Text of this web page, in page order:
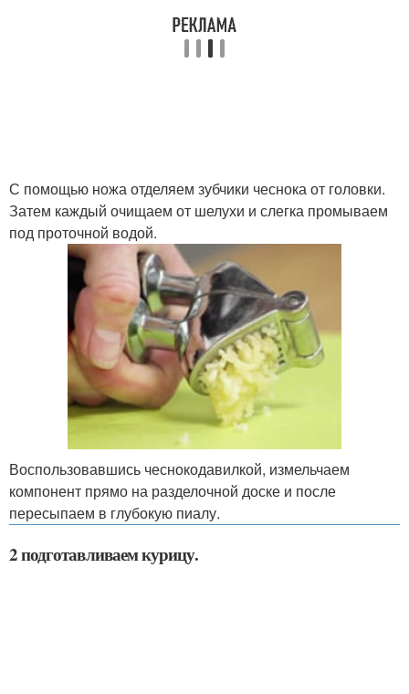
С помощью ножа отделяем зубчики чеснока от головки.
Затем каждый очищаем от шелухи и слегка промываем
под проточной водой.
Воспользовавшись чеснокодавилкой, измельчаем
компонент прямо на разделочной доске и после
пересыпаем в глубокую пиалу.
2 подготавливаем курицу.